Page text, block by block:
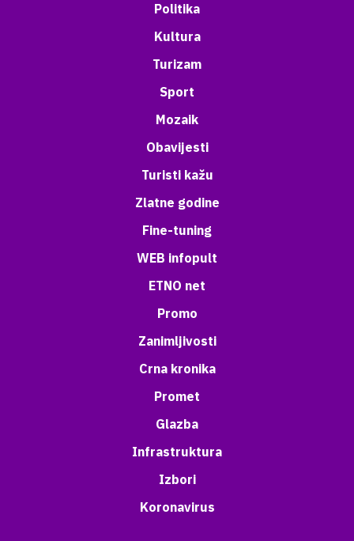
Politika
Kultura
Turizam
Sport
Mozaik
Obavijesti
Turisti kažu
Zlatne godine
Fine-tuning
WEB infopult
ETNO net
Promo
Zanimljivosti
Crna kronika
Promet
Glazba
Infrastruktura
Izbori
Koronavirus